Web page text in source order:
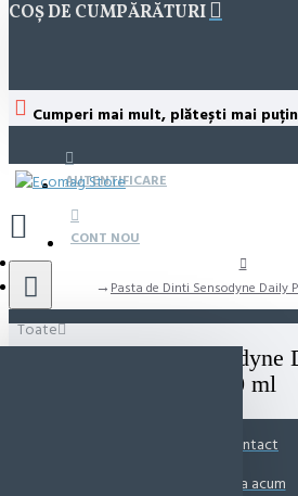
COȘ DE CUMPĂRĂTURI
Cumperi mai mult, plătești mai
AUTENTIFICARE
CONT NOU
Toate
Pasta de Dinti Sensodyne Daily
Pasta de Dinti
100 ml
Contact
Suna acum